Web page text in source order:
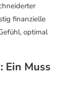
finanzielle
optimal
Ein Muss